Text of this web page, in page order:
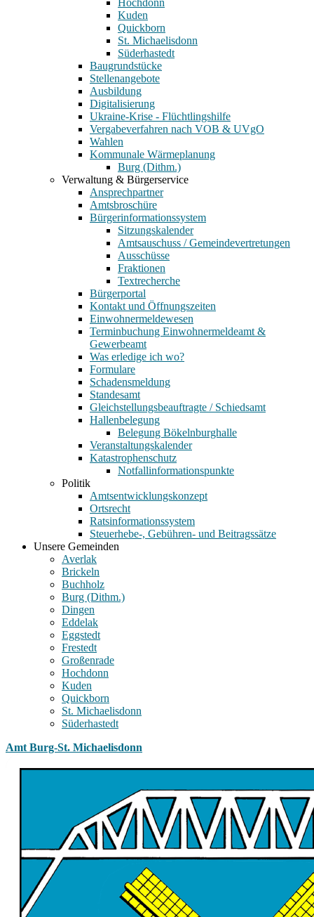
Hochdonn
Kuden
Quickborn
St. Michaelisdonn
Süderhastedt
Baugrundstücke
Stellenangebote
Ausbildung
Digitalisierung
Ukraine-Krise - Flüchtlingshilfe
Vergabeverfahren nach VOB & UVgO
Wahlen
Kommunale Wärmeplanung
Burg (Dithm.)
Verwaltung & Bürgerservice
Ansprechpartner
Amtsbroschüre
Bürgerinformationssystem
Sitzungskalender
Amtsauschuss / Gemeindevertretungen
Ausschüsse
Fraktionen
Textrecherche
Bürgerportal
Kontakt und Öffnungszeiten
Einwohnermeldewesen
Terminbuchung Einwohnermeldeamt &
Gewerbeamt
Was erledige ich wo?
Formulare
Schadensmeldung
Standesamt
Gleichstellungsbeauftragte / Schiedsamt
Hallenbelegung
Belegung Bökelnburghalle
Veranstaltungskalender
Katastrophenschutz
Notfallinformationspunkte
Politik
Amtsentwicklungskonzept
Ortsrecht
Ratsinformationssystem
Steuerhebe-, Gebühren- und Beitragssätze
Unsere Gemeinden
Averlak
Brickeln
Buchholz
Burg (Dithm.)
Dingen
Eddelak
Eggstedt
Frestedt
Großenrade
Hochdonn
Kuden
Quickborn
St. Michaelisdonn
Süderhastedt
Amt Burg-St. Michaelisdonn